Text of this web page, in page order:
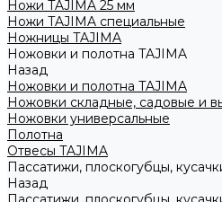
Ножи TAJIMA 25 мм
Ножи TAJIMA специальные
Ножницы TAJIMA
Ножовки и полотна TAJIMA
Назад
Ножовки и полотна TAJIMA
Ножовки складные, садовые и
Ножовки универсальные
Полотна
Отвесы TAJIMA
Пассатижи, плоскогубцы,
Назад